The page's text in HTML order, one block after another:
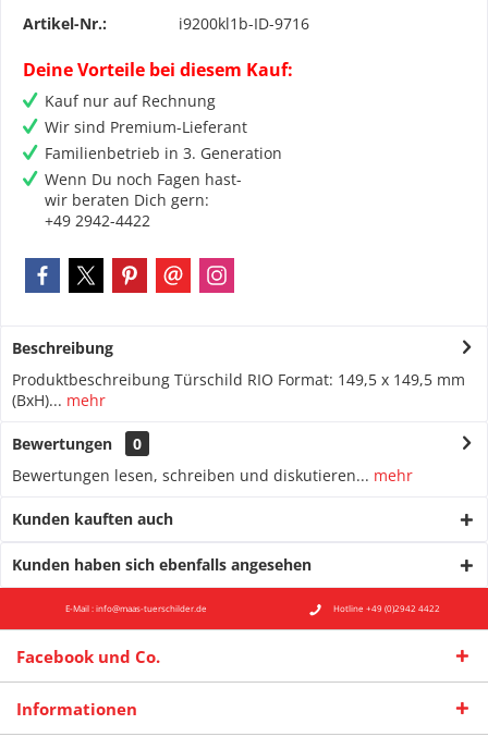
Artikel-Nr.: i9200kl1b-ID-9716
Deine Vorteile bei diesem Kauf:
Kauf nur auf Rechnung
Wir sind Premium-Lieferant
Familienbetrieb in 3. Generation
Wenn Du noch Fagen hast-
wir beraten Dich gern:
+49 2942-4422
Beschreibung
Produktbeschreibung Türschild RIO Format: 149,5 x 149,5 mm
(BxH)... mehr
Bewertungen
0
Bewertungen lesen, schreiben und diskutieren... mehr
Kunden kauften auch
Kunden haben sich ebenfalls angesehen
E-Mail : info@maas-tuerschilder.de Hotline +49 (0)2942 4422
Facebook und Co.
Informationen